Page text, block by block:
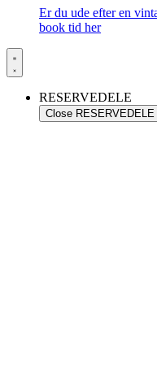
Er du ude efter en
book tid her
RESERVEDELE
Close RESERVEDELE